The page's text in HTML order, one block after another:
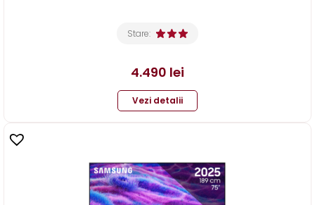
Stare:
4.490 lei
Vezi detalii